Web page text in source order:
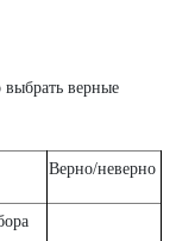
верные
Верно/неверно